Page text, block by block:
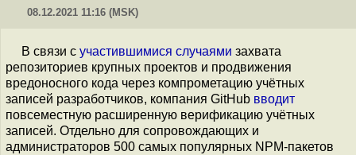
08.12.2021 11:16 (MSK)
В связи с участившимися случаями захвата
репозиториев крупных проектов и продвижения
вредоносного кода через компрометацию учётных
записей разработчиков, компания GitHub вводит
повсеместную расширенную верификацию учётных
записей. Отдельно для сопровождающих и
администраторов 500 самых популярных NPM-пакетов